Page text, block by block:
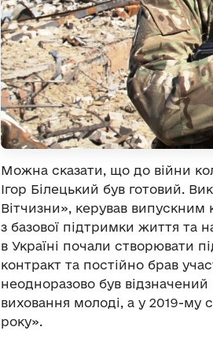
Можна сказати, що до війни
Ігор Білецький був готовий.
Вітчизни», керував
з базової підтримки життя та
в Україні почали створювати
контракт та постійно брав
неодноразово був
виховання молоді, а у 2019-му
року».